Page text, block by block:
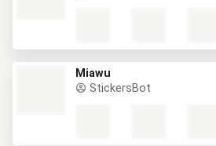
Miawu
StickersBot